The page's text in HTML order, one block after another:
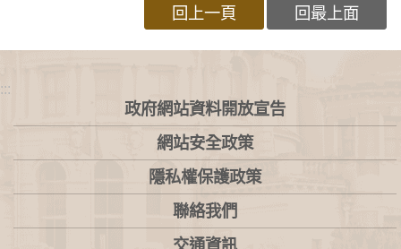
回上一頁 回最上面
:::
政府網站資料開放宣告
網站安全政策
隱私權保護政策
聯絡我們
交通資訊